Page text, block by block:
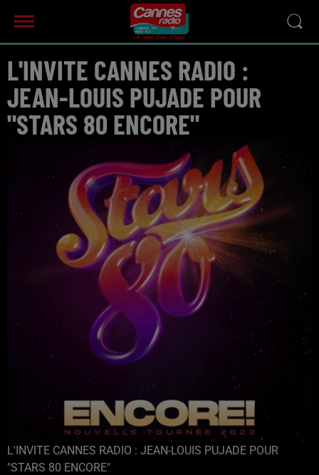
L'INVITE CANNES RADIO :
JEAN-LOUIS PUJADE POUR
"STARS 80 ENCORE"
L'INVITE CANNES RADIO : JEAN-LOUIS PUJADE POUR
"STARS 80 ENCORE"